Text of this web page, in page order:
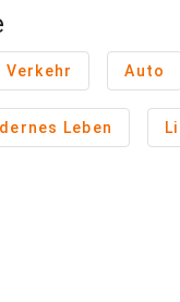
Verkehr Auto
Leben